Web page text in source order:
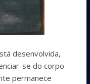
desenvolvida,
se do corpo
permanece